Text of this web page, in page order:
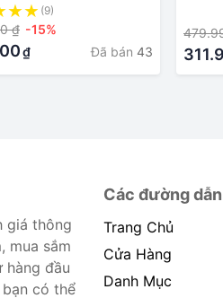
Chống Va Chạm Miếng
Trí Góc Ba Chiều Xe Ô
(9)
₫ -15%
₫ Đã bán 43
trang
nhãn
khuôn
giá thông
mua sắm
hàng đầu
bạn có thể
Các đường dẫn
Trang Chủ
Cửa Hàng
Danh Mục